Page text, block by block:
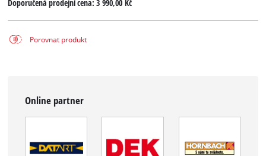
Doporučená prodejní cena:3 990,00 Kč
Porovnat produkt
Online partner